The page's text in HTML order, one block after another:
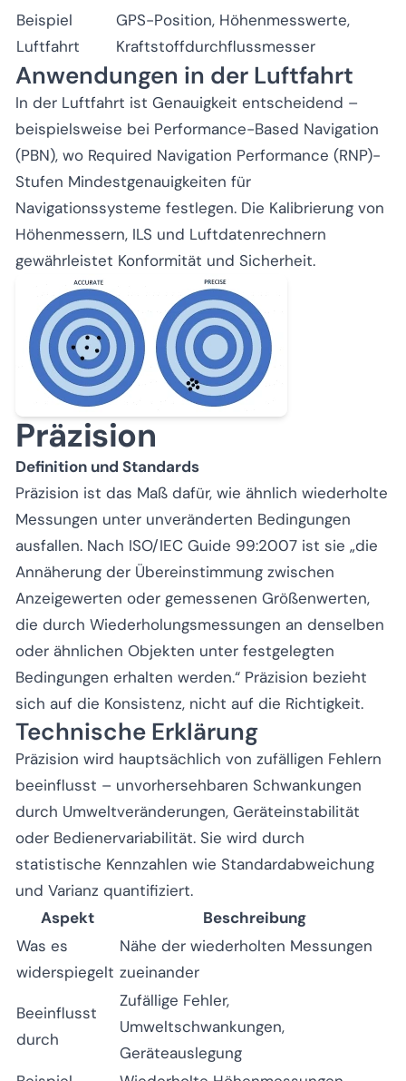
Beispiel
Luftfahrt
GPS-Position, Höhenmesswerte,
Kraftstoffdurchflussmesser
Anwendungen in der Luftfahrt
In der Luftfahrt ist Genauigkeit entscheidend –
beispielsweise bei Performance-Based Navigation
(PBN), wo Required Navigation Performance (RNP)-
Stufen Mindestgenauigkeiten für
Navigationssysteme festlegen. Die Kalibrierung von
Höhenmessern, ILS und Luftdatenrechnern
gewährleistet Konformität und Sicherheit.
Präzision
Definition und Standards
Präzision ist das Maß dafür, wie ähnlich wiederholte
Messungen unter unveränderten Bedingungen
ausfallen. Nach ISO/IEC Guide 99:2007 ist sie „die
Annäherung der Übereinstimmung zwischen
Anzeigewerten oder gemessenen Größenwerten,
die durch Wiederholungsmessungen an denselben
oder ähnlichen Objekten unter festgelegten
Bedingungen erhalten werden.“ Präzision bezieht
sich auf die Konsistenz, nicht auf die Richtigkeit.
Technische Erklärung
Präzision wird hauptsächlich von zufälligen Fehlern
beeinflusst – unvorhersehbaren Schwankungen
durch Umweltveränderungen, Geräteinstabilität
oder Bedienervariabilität. Sie wird durch
statistische Kennzahlen wie Standardabweichung
und Varianz quantifiziert.
Aspekt
Beschreibung
Was es
widerspiegelt
Nähe der wiederholten Messungen
zueinander
Beeinflusst
durch
Zufällige Fehler,
Umweltschwankungen,
Geräteauslegung